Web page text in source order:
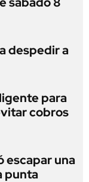
despedir a
para
cobros
escapar una
punta